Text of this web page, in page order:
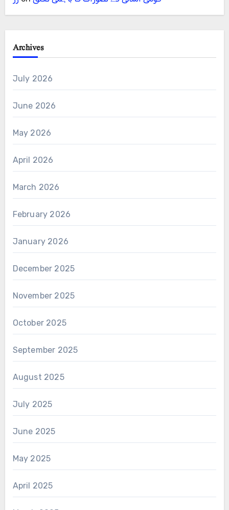
Archives
July 2026
June 2026
May 2026
April 2026
March 2026
February 2026
January 2026
December 2025
November 2025
October 2025
September 2025
August 2025
July 2025
June 2025
May 2025
April 2025